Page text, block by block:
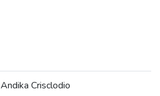
Andika Crisclodio